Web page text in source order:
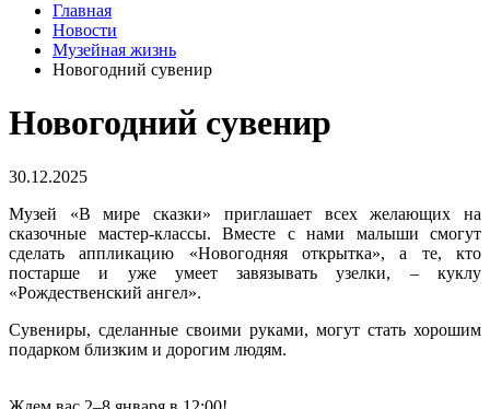
Главная
Новости
Музейная жизнь
Новогодний сувенир
Новогодний сувенир
30.12.2025
Музей «В мире сказки» приглашает всех желающих на
сказочные мастер-классы. Вместе с нами малыши смогут
сделать аппликацию «Новогодняя открытка», а те, кто
постарше и уже умеет завязывать узелки, – куклу
«Рождественский ангел».
Сувениры, сделанные своими руками, могут стать хорошим
подарком близким и дорогим людям.